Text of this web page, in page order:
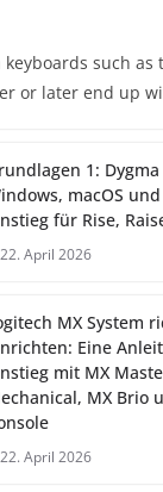
such as
or later end up
1:
macOS
für Rise,
22. April 2026
MX System
Eine
mit MX
MX Brio
22. April 2026